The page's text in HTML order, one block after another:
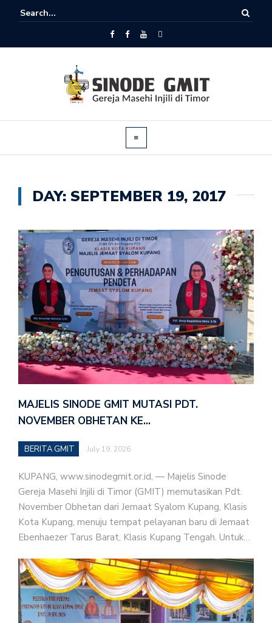
DAY: SEPTEMBER 19, 2017
MAJELIS SINODE GMIT MUTASI PDT.
NOVEMBER OBHETAN KE…
BERITA GMIT July 19, 2026
KUPANG, www.sinodegmit.or.id, — Majelis Sinode
Gereja Masehi Injili di Timor (GMIT) memutasikan Pdt.
November Obhetan dari Jemaat Syalom Kupang, Klasis
Kota Kupang, menuju tempat pelayanan baru di Jemaat
Ebenhaezer Tarus Barat, Klasis Kupang Tengah. Untuk…